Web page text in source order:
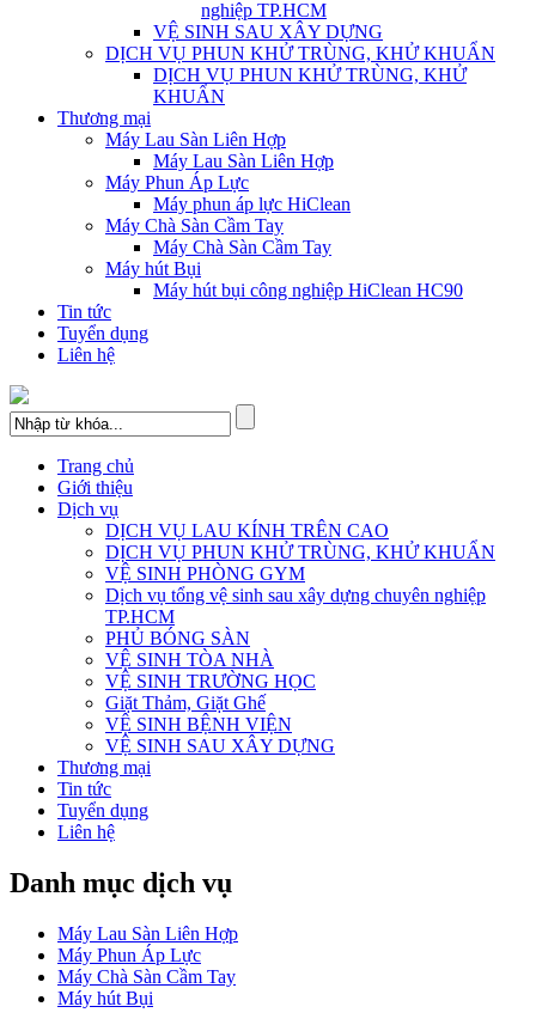
nghiệp TP.HCM
VỆ SINH SAU XÂY DỰNG
DỊCH VỤ PHUN KHỬ TRÙNG, KHỬ KHUẨN
DỊCH VỤ PHUN KHỬ TRÙNG, KHỬ
KHUẨN
Thương mại
Máy Lau Sàn Liên Hợp
Máy Lau Sàn Liên Hợp
Máy Phun Áp Lực
Máy phun áp lực HiClean
Máy Chà Sàn Cầm Tay
Máy Chà Sàn Cầm Tay
Máy hút Bụi
Máy hút bụi công nghiệp HiClean HC90
Tin tức
Tuyển dụng
Liên hệ
Trang chủ
Giới thiệu
Dịch vụ
DỊCH VỤ LAU KÍNH TRÊN CAO
DỊCH VỤ PHUN KHỬ TRÙNG, KHỬ KHUẨN
VỆ SINH PHÒNG GYM
Dịch vụ tổng vệ sinh sau xây dựng chuyên nghiệp
TP.HCM
PHỦ BÓNG SÀN
VỆ SINH TÒA NHÀ
VỆ SINH TRƯỜNG HỌC
Giặt Thảm, Giặt Ghế
VỆ SINH BỆNH VIỆN
VỆ SINH SAU XÂY DỰNG
Thương mại
Tin tức
Tuyển dụng
Liên hệ
Danh mục dịch vụ
Máy Lau Sàn Liên Hợp
Máy Phun Áp Lực
Máy Chà Sàn Cầm Tay
Máy hút Bụi